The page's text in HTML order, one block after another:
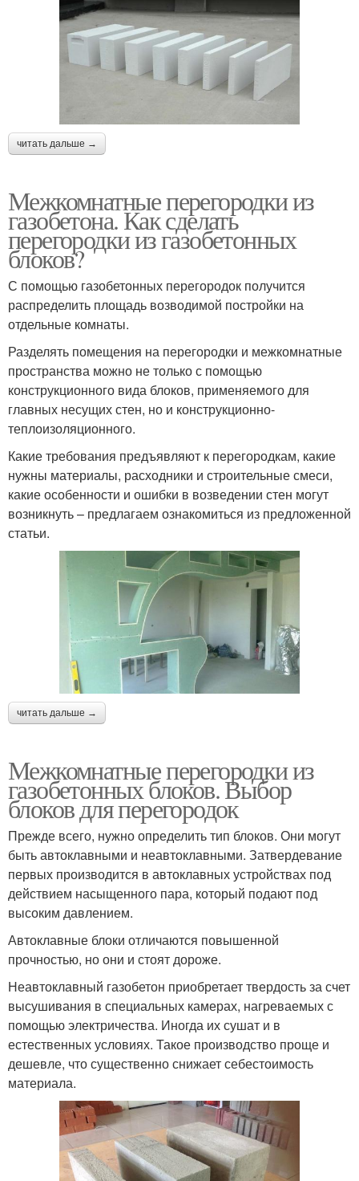
читать дальше →
Межкомнатные перегородки из
газобетона. Как сделать
перегородки из газобетонных
блоков?
С помощью газобетонных перегородок получится
распределить площадь возводимой постройки на
отдельные комнаты.
Разделять помещения на перегородки и межкомнатные
пространства можно не только с помощью
конструкционного вида блоков, применяемого для
главных несущих стен, но и конструкционно-
теплоизоляционного.
Какие требования предъявляют к перегородкам, какие
нужны материалы, расходники и строительные смеси,
какие особенности и ошибки в возведении стен могут
возникнуть – предлагаем ознакомиться из предложенной
статьи.
читать дальше →
Межкомнатные перегородки из
газобетонных блоков. Выбор
блоков для перегородок
Прежде всего, нужно определить тип блоков. Они могут
быть автоклавными и неавтоклавными. Затвердевание
первых производится в автоклавных устройствах под
действием насыщенного пара, который подают под
высоким давлением.
Автоклавные блоки отличаются повышенной
прочностью, но они и стоят дороже.
Неавтоклавный газобетон приобретает твердость за счет
высушивания в специальных камерах, нагреваемых с
помощью электричества. Иногда их сушат и в
естественных условиях. Такое производство проще и
дешевле, что существенно снижает себестоимость
материала.